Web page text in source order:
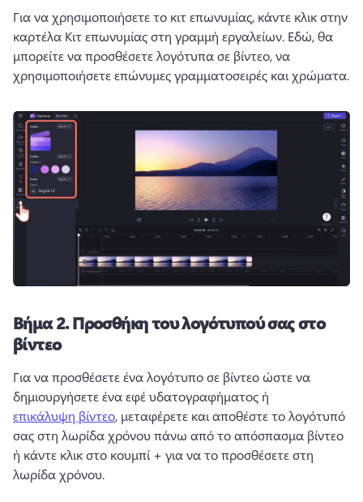
Για να χρησιμοποιήσετε το κιτ επωνυμίας, κάντε κλικ στην
καρτέλα Κιτ επωνυμίας στη γραμμή εργαλείων. Εδώ, θα
μπορείτε να προσθέσετε λογότυπα σε βίντεο, να
Βήμα 2.Προσθήκη του λογότυπού σας στο
βίντεο
Για να προσθέσετε ένα λογότυπο σε βίντεο ώστε να
δημιουργήσετε ένα εφέ υδατογραφήματος ή
επικάλυψη βίντεο, μεταφέρετε και αποθέστε το λογότυπό
σας στη λωρίδα χρόνου πάνω από το απόσπασμα βίντεο
ή κάντε κλικ στο κουμπί + για να το προσθέσετε στη
λωρίδα χρόνου.